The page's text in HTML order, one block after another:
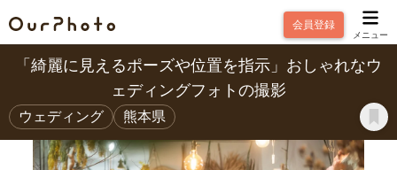
会員登録
メニュー
「綺麗に見えるポーズや位置を指示」おしゃれなウ
ェディングフォトの撮影
ウェディング 熊本県